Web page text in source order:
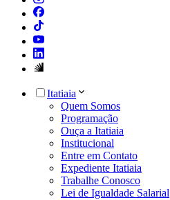
Itatiaia
Quem Somos
Programação
Ouça a Itatiaia
Institucional
Entre em Contato
Expediente Itatiaia
Trabalhe Conosco
Lei de Igualdade Salarial